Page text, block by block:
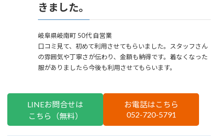
きました。
岐阜県岐南町 50代 自営業
口コミ見て、初めて利用させてもらいました。スタッフさん
の雰囲気や丁寧さが伝わり、金額も納得です。着なくなった
服がありましたら今後も利用させてもらいます。
LINEお問合せは
こちら（無料）
お電話はこちら
052-720-5791